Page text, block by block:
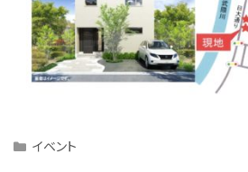
Categories
イベント